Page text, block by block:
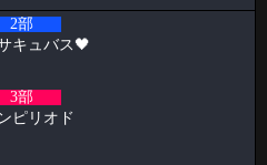
🤩 1等 13636 2等 13972 3等 1
イタブログ
2部
キュバス🖤
3部
ピリオド